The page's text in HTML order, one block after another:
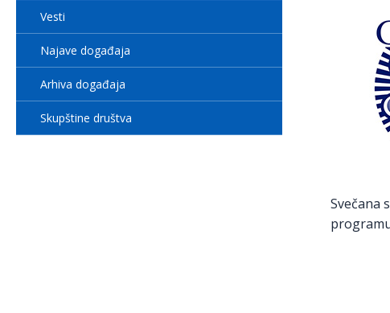
Vesti
Najave događaja
Arhiva događaja
Skupštine društva
Svečana